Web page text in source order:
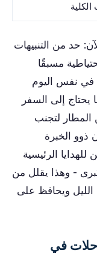
الكلية
حد من التنبيهات
مسبقًا
في نفس اليوم
يحتاج إلى السفر
المطار لتجنب
ذوو الخبرة
الرئيسية
- وهذا يقلل من
ويحافظ على
في